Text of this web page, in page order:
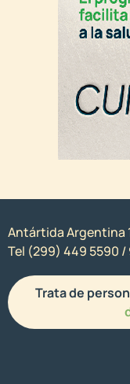
Antártida Argentina
Tel (299) 449 5590 /
Trata de